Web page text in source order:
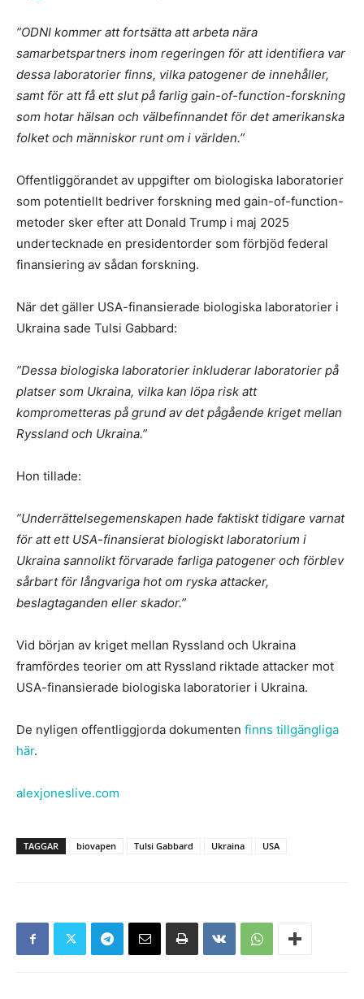
”ODNI kommer att fortsätta att arbeta nära
samarbetspartners inom regeringen för att identifiera var
dessa laboratorier finns, vilka patogener de innehåller,
samt för att få ett slut på farlig gain-of-function-forskning
som hotar hälsan och välbefinnandet för det amerikanska
folket och människor runt om i världen.”
Offentliggörandet av uppgifter om biologiska laboratorier
som potentiellt bedriver forskning med gain-of-function-
metoder sker efter att Donald Trump i maj 2025
undertecknade en presidentorder som förbjöd federal
finansiering av sådan forskning.
När det gäller USA-finansierade biologiska laboratorier i
Ukraina sade Tulsi Gabbard:
”Dessa biologiska laboratorier inkluderar laboratorier på
platser som Ukraina, vilka kan löpa risk att
komprometteras på grund av det pågående kriget mellan
Ryssland och Ukraina.”
Hon tillade:
”Underrättelsegemenskapen hade faktiskt tidigare varnat
för att ett USA-finansierat biologiskt laboratorium i
Ukraina sannolikt förvarade farliga patogener och förblev
sårbart för långvariga hot om ryska attacker,
beslagtaganden eller skador.”
Vid början av kriget mellan Ryssland och Ukraina
framfördes teorier om att Ryssland riktade attacker mot
USA-finansierade biologiska laboratorier i Ukraina.
De nyligen offentliggjorda dokumenten finns tillgängliga
här.
alexjoneslive.com
TAGGAR biovapen Tulsi Gabbard Ukraina USA